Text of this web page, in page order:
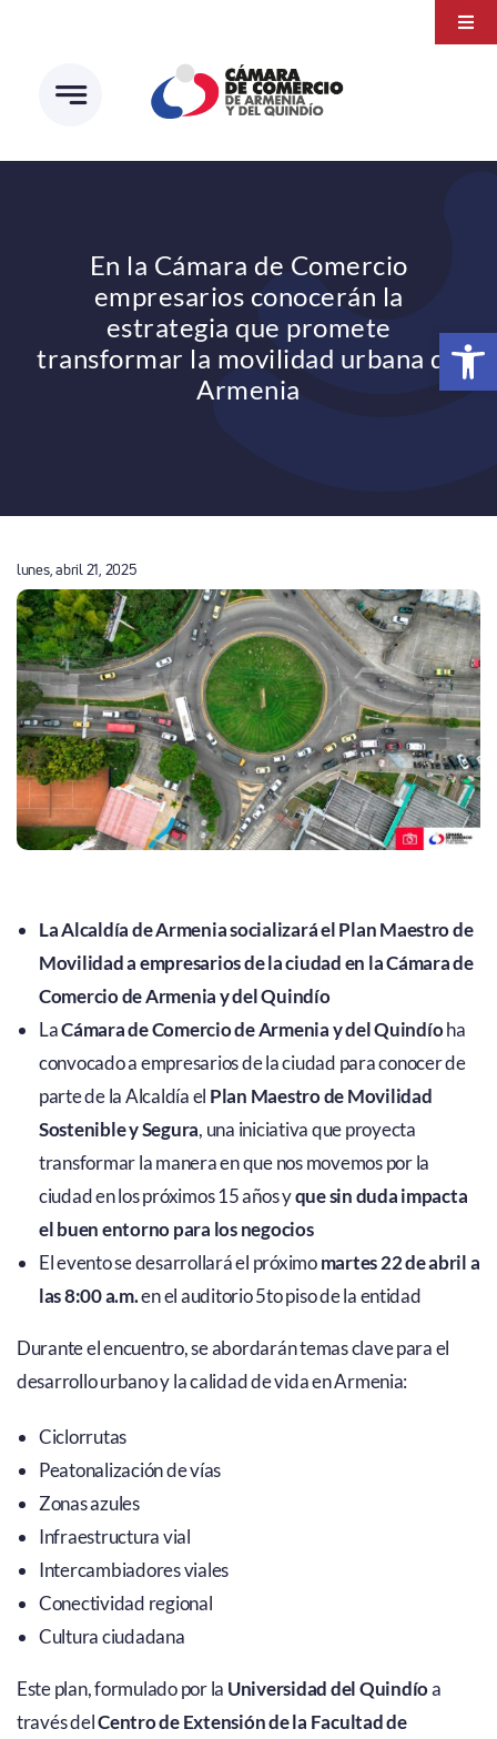
Abrir
contenido
En la Cámara de Comercio
empresarios conocerán la
estrategia que promete
transformar la movilidad urbana de
Armenia
lunes, abril 21, 2025
La Alcaldía de Armenia socializará el Plan Maestro de
Movilidad a empresarios de la ciudad en la Cámara de
Comercio de Armenia y del Quindío
LaCámara de Comercio de Armenia y del Quindíoha
convocado a empresarios de la ciudad para conocer de
parte de la Alcaldía el Plan Maestro de Movilidad
Sostenible y Segura, una iniciativa que proyecta
transformar la manera en que nos movemos por la
ciudad en los próximos 15 años yque sin duda impacta
el buen entorno para los negocios
El evento se desarrollará el próximomartes 22 de abril a
las 8:00 a.m.en el auditorio 5to piso de la entidad
Durante el encuentro, se abordarán temas clave para el
desarrollo urbano y la calidad de vida en Armenia:
Ciclorrutas
Peatonalización de vías
Zonas azules
Infraestructura vial
Intercambiadores viales
Conectividad regional
Cultura ciudadana
Este plan, formulado por la Universidad del Quindíoa
través delCentro de Extensión de la Facultad de